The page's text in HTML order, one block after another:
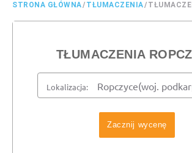
STRONA GŁÓWNA/ TŁUMACZENIA/
TŁUMACZENIA
Lokalizacja:
Zacznij wycenę